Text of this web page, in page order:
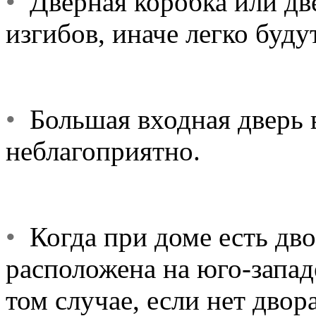
изгибов, иначе легко
• Большая входная дверь
неблагоприятно.
• Когда при доме есть
расположена на юго-
том случае, если нет